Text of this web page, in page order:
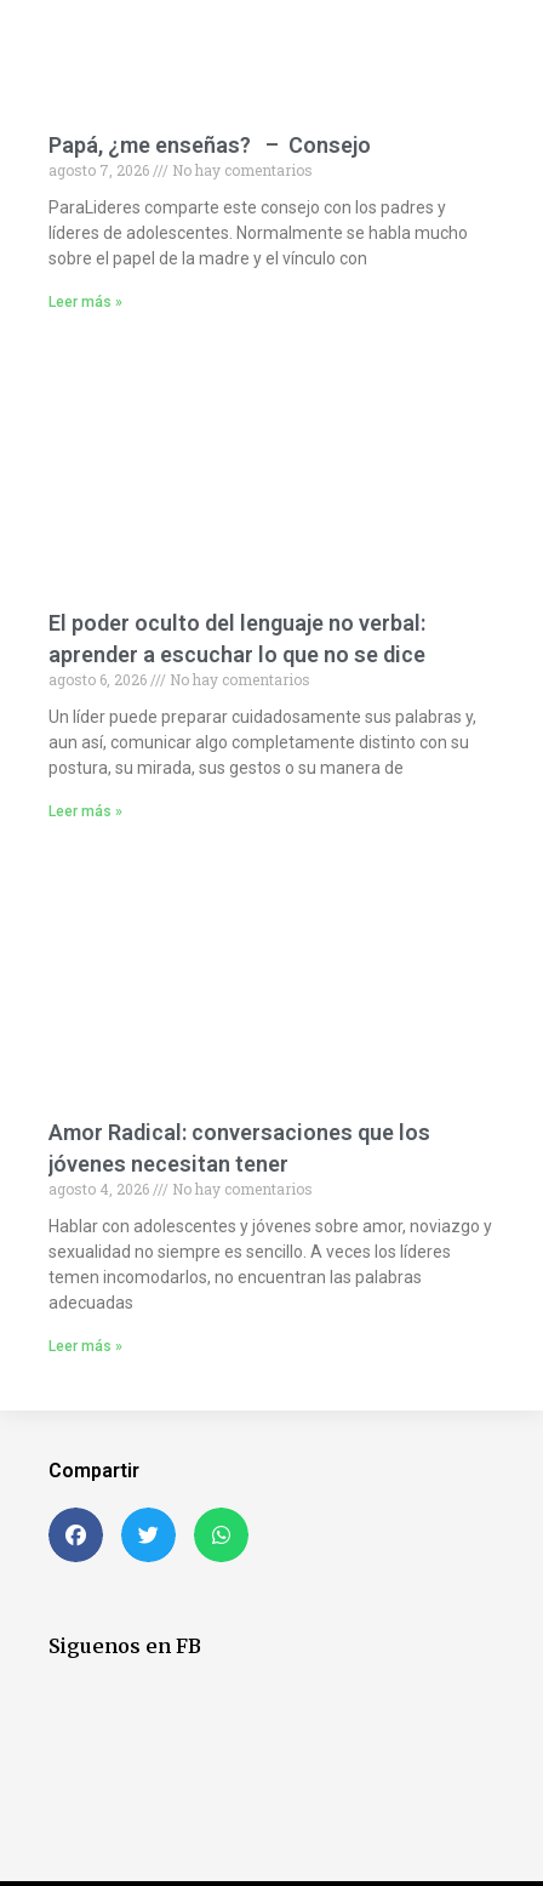
Papá, ¿me enseñas? – Consejo
agosto 7, 2026
No hay comentarios
ParaLideres comparte este consejo con los padres y
líderes de adolescentes. Normalmente se habla mucho
sobre el papel de la madre y el vínculo con
Leer más »
El poder oculto del lenguaje no verbal:
aprender a escuchar lo que no se dice
agosto 6, 2026
No hay comentarios
Un líder puede preparar cuidadosamente sus palabras y,
aun así, comunicar algo completamente distinto con su
postura, su mirada, sus gestos o su manera de
Leer más »
Amor Radical: conversaciones que los
jóvenes necesitan tener
agosto 4, 2026
No hay comentarios
Hablar con adolescentes y jóvenes sobre amor, noviazgo y
sexualidad no siempre es sencillo. A veces los líderes
temen incomodarlos, no encuentran las palabras
adecuadas
Leer más »
Compartir
Siguenos en FB